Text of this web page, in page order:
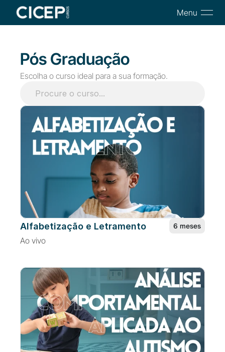
Menu
Pós Graduação
Escolha o curso ideal para a sua formação.
Procure o curso...
Alfabetização e Letramento 6 meses
Ao vivo